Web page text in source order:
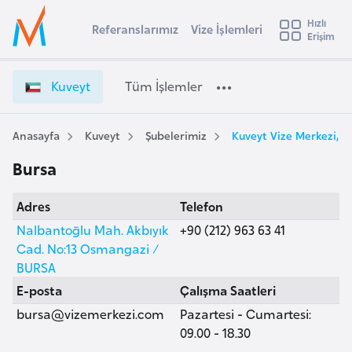
Ülke Seçimi
Başvuru yapmak istediğiniz ülkeyi seçin
Üye
Girişi
u
e
y
İ
ş
m
l
e
Referanslarımız Vize İşlemleri
Hızlı
Erişim
Kuveyt Tüm İşlemler
Anasayfa Kuveyt Şubelerimiz Kuveyt Vize Merkezi,
Bursa
Adres
Nalbantoğlu Mah. Akbıyık
Cad. No:13 Osmangazi /
BURSA
Telefon
+90 (212) 963 63 41
E-posta
bursa@vizemerkezi.com
Çalışma Saatleri
Pazartesi - Cumartesi:
09.00 - 18.30
s
t
r
a
v
u
s
t
u
r